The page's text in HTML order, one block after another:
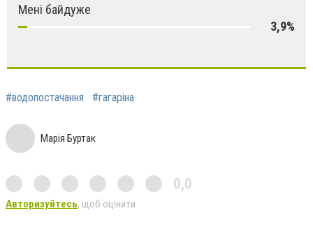
Мені байдуже
3,9%
#водопостачання #гагаріна
Марія Буртак
0,0
Авторизуйтесь, щоб оцінити